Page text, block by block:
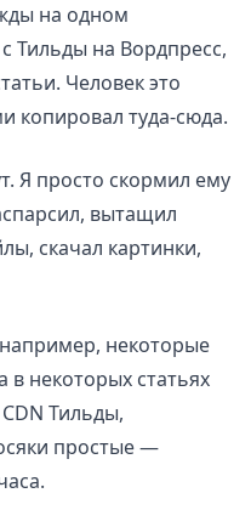
на одном
Тильды на Вордпресс,
Человек это
копировал туда-сюда.
Я просто скормил ему
вытащил
скачал картинки,
некоторые
в некоторых статьях
Тильды,
простые —